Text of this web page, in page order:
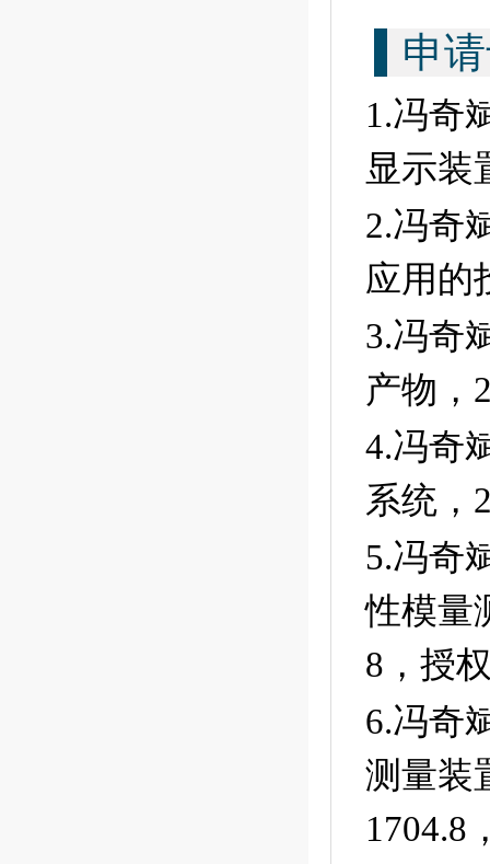
申
1.冯奇
显示装
2.冯奇
应用的
3.冯奇
产物，
4.冯奇
系统，
5.冯奇
性模量
8 ，授
6.冯奇
测量装
1704.8